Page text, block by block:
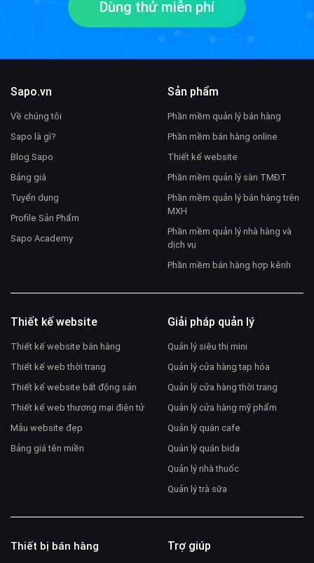
Dùng thử miễn phí
Sapo.vn
Về chúng tôi
Sapo là gì?
Blog Sapo
Bảng giá
Tuyển dụng
Profile Sản Phẩm
Sapo Academy
Sản phẩm
Phần mềm quản lý bán hàng
Phần mềm bán hàng online
Thiết kế website
Phần mềm quản lý sàn TMĐT
Phần mềm quản lý bán hàng trên
MXH
Phần mềm quản lý nhà hàng và
dịch vụ
Phần mềm bán hàng hợp kênh
Thiết kế website
Thiết kế website bán hàng
Thiết kế web thời trang
Thiết kế website bất động sản
Thiết kế web thương mại điện tử
Mẫu website đẹp
Bảng giá tên miền
Giải pháp quản lý
Quản lý siêu thị mini
Quản lý cửa hàng tạp hóa
Quản lý cửa hàng thời trang
Quản lý cửa hàng mỹ phẩm
Quản lý quán cafe
Quản lý quán bida
Quản lý nhà thuốc
Quản lý trà sữa
Thiết bị bán hàng Trợ giúp